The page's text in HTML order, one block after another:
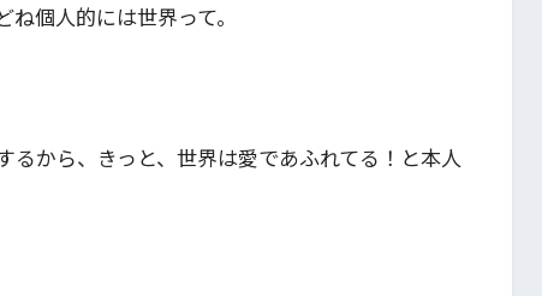
個人的には世界って。
から、きっと、世界は愛であふれてる！と本人